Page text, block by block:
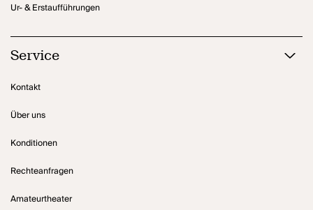
Ur- & Erstaufführungen
Service
Kontakt
Über uns
Konditionen
Rechteanfragen
Amateurtheater